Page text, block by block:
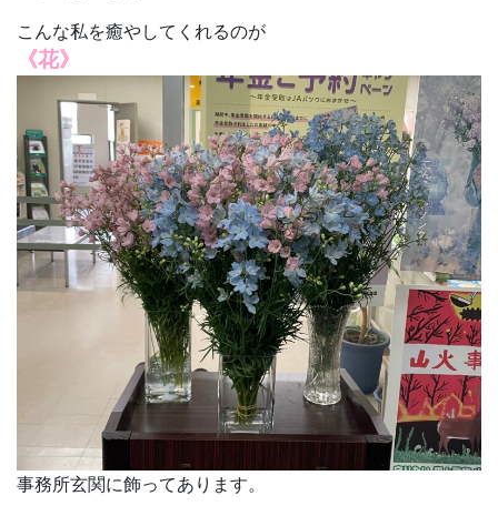
こんな私を癒やしてくれるのが
《花》
事務所玄関に飾ってあります。